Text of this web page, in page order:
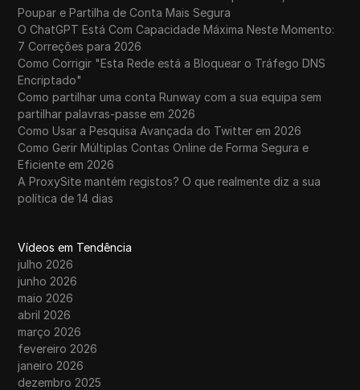
Poupar e Partilha de Conta Mais Segura
O ChatGPT Está Com Capacidade Máxima Neste Momento:
7 Correções para 2026
Como Corrigir "Esta Rede está a Bloquear o Tráfego DNS
Encriptado"
Como partilhar uma conta Runway com a sua equipa sem
partilhar palavras-passe em 2026
Como Usar a Pesquisa Avançada do Twitter em 2026
Como Gerir Múltiplas Contas Online de Forma Segura e
Eficiente em 2026
A ProxySite mantém registos? O que realmente diz a sua
política de 14 dias
Vídeos em Tendência
julho 2026
junho 2026
maio 2026
abril 2026
março 2026
fevereiro 2026
janeiro 2026
dezembro 2025